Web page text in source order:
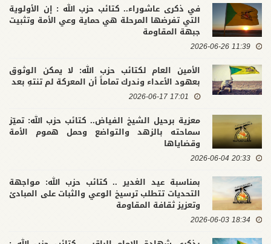
في ذكرى عاشوراء.. كتائب حزب الله : إن الأولوية
التي تفرضها المرحلة هي حماية وعي الأمة وتثبيت
جبهة المقاومة
11:39 2026-06-26
الأمين العام لكتائب حزب الله: لا يمكن الوثوق
بعهود الأعداء وندرك تماماً أن المعركة لم تنتهِ بعد
17:01 2026-06-17
معزية برحيل الشيخ الفياض.. كتائب حزب الله: تميّز
سماحته بالزهد والتواضع وحمل هموم الأمة
وقضاياها
20:33 2026-06-04
بمناسبة عيد الغدير .. كتائب حزب الله: مواجهة
التحديات تتطلب ترسيخ الوعي والثبات على المبادئ
وتعزيز ثقافة المقاومة
18:34 2026-06-03